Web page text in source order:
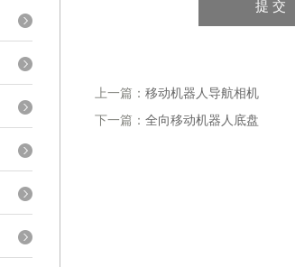
上一篇： 移动机器人导航相机
下一篇： 全向移动机器人底盘